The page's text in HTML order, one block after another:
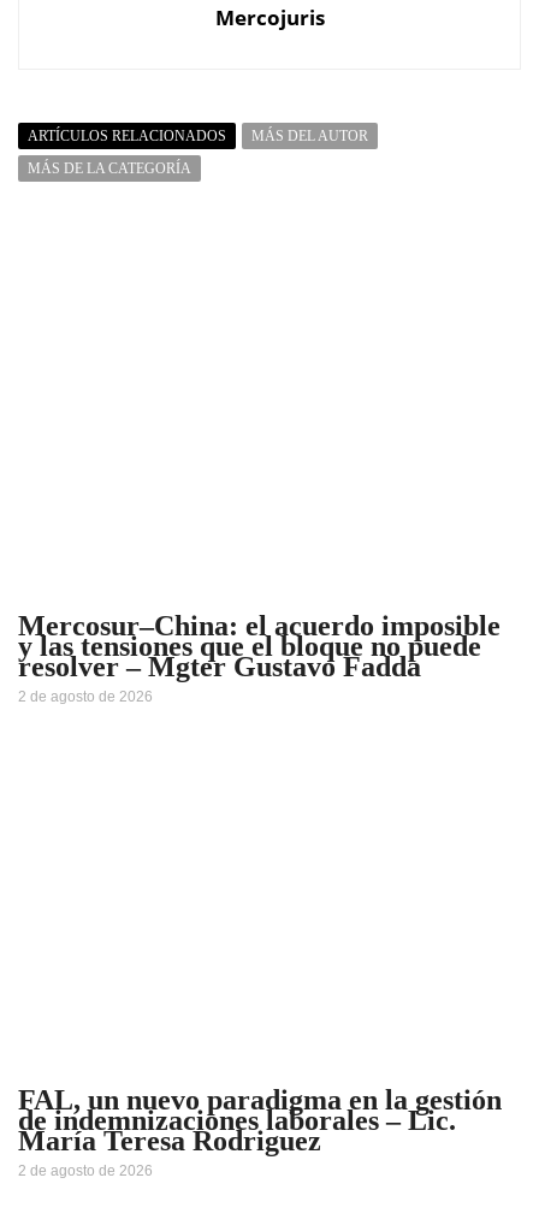
Mercojuris
ARTÍCULOS RELACIONADOS
MÁS DEL AUTOR
MÁS DE LA CATEGORÍA
Mercosur–China: el acuerdo imposible
y las tensiones que el bloque no puede
resolver – Mgter Gustavo Fadda
2 de agosto de 2026
FAL, un nuevo paradigma en la gestión
de indemnizaciones laborales – Lic.
María Teresa Rodriguez
2 de agosto de 2026